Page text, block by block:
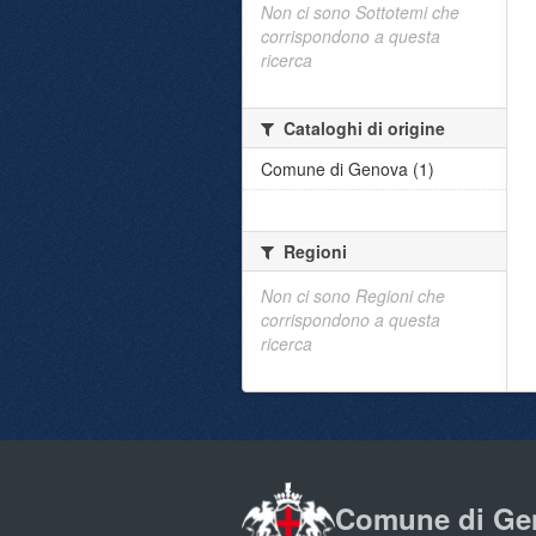
Non ci sono Sottotemi che
corrispondono a questa
ricerca
Cataloghi di origine
Comune di Genova (1)
Regioni
Non ci sono Regioni che
corrispondono a questa
ricerca
Comune di